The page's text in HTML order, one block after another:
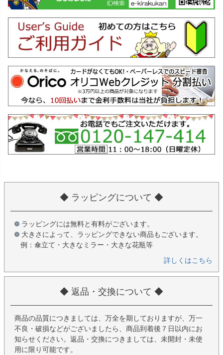
◆ ラッピングについて ◆
ラッピングには無料と有料がございます。
大きさによって、ラッピングできない商品もございます。
例：傘立て・大きなミラー・大きな花瓶等
詳しくはこちら
◆ 返品・交換について ◆
商品の品質につきましては、万全を期しておりますが、万一
不良・破損などがございましたら、商品到着後７日以内にお
知らせください。返品・交換につきましては、未開封・未使
用に限り可能です。